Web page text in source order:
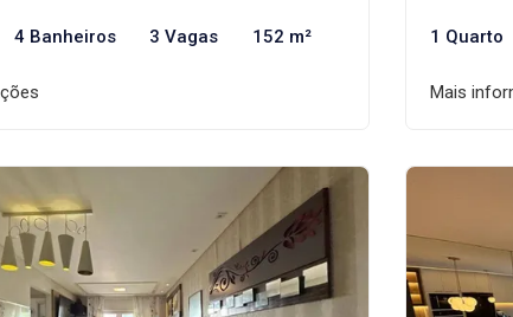
4 Banheiros 3 Vagas 152 m² 1 Quarto
Mais